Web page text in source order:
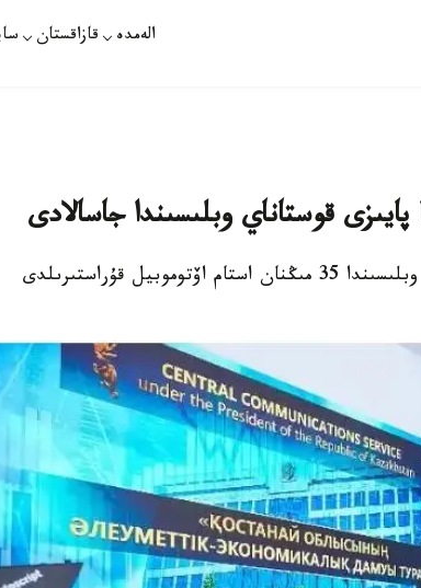
الەمدە قازاقستان
پايىزى قوستاناي وبلىسىندا جاسالادى
استانا. قازاقپارات - جىل باسىنان بەرى قوستاناي وبلىسىندا 35 مىڭنان استام اۆتوموبيل قۇراستىرىلدى